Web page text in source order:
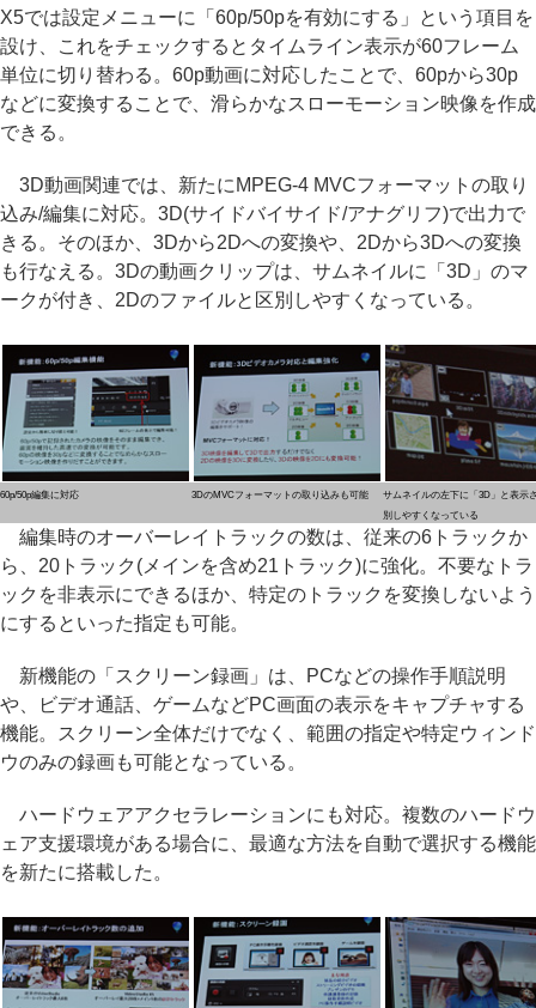
X5では設定メニューに「60p/50pを有効にする」という項目を
設け、これをチェックするとタイムライン表示が60フレーム
単位に切り替わる。60p動画に対応したことで、60pから30p
などに変換することで、滑らかなスローモーション映像を作成
できる。
3D動画関連では、新たにMPEG-4 MVCフォーマットの取り
込み/編集に対応。3D(サイドバイサイド/アナグリフ)で出力で
きる。そのほか、3Dから2Dへの変換や、2Dから3Dへの変換
も行なえる。3Dの動画クリップは、サムネイルに「3D」のマ
ークが付き、2Dのファイルと区別しやすくなっている。
60p/50p編集に対応 3DのMVCフォーマットの取り込みも可能
サムネイルの左下に「3D」と表示
別しやすくなっている
編集時のオーバーレイトラックの数は、従来の6トラックか
ら、20トラック(メインを含め21トラック)に強化。不要なトラ
ックを非表示にできるほか、特定のトラックを変換しないよう
にするといった指定も可能。
新機能の「スクリーン録画」は、PCなどの操作手順説明
や、ビデオ通話、ゲームなどPC画面の表示をキャプチャする
機能。スクリーン全体だけでなく、範囲の指定や特定ウィンド
ウのみの録画も可能となっている。
ハードウェアアクセラレーションにも対応。複数のハードウ
ェア支援環境がある場合に、最適な方法を自動で選択する機能
を新たに搭載した。